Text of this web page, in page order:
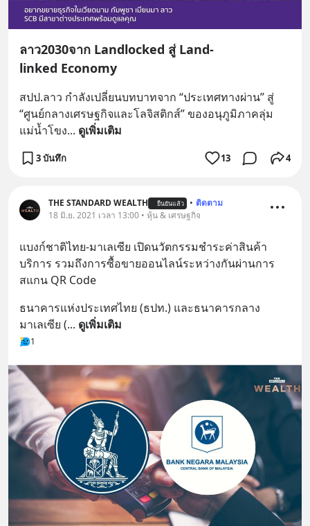
ลาว2030จาก Landlocked สู่ Land-
linked Economy
สปป.ลาว กำลังเปลี่ยนบทบาทจาก “ประเทศทางผ่าน” สู่
“ศูนย์กลางเศรษฐกิจและโลจิสติกส์” ของอนุภูมิภาคลุ่ม
แม่น้ำโขง... ดูเพิ่มเติม
3 บันทึก 13 4
THE STANDARD WEALTH ยืนยันแล้ว • ติดตาม
18 มิ.ย. 2021 เวลา 13:00 • หุ้น & เศรษฐกิจ
แบงก์ชาติไทย-มาเลเซีย เปิดนวัตกรรมชำระค่าสินค้า
บริการ รวมถึงการซื้อขายออนไลน์ระหว่างกันผ่านการ
สแกน QR Code
ธนาคารแห่งประเทศไทย (ธปท.) และธนาคารกลาง
มาเลเซีย (... ดูเพิ่มเติม
1